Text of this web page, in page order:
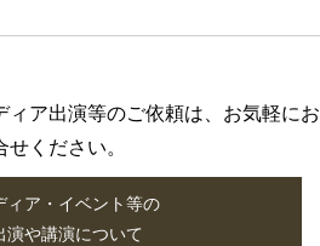
ィア出演等のご依頼は、お気軽にお
せください。
ィア・イベント等の
演や講演について